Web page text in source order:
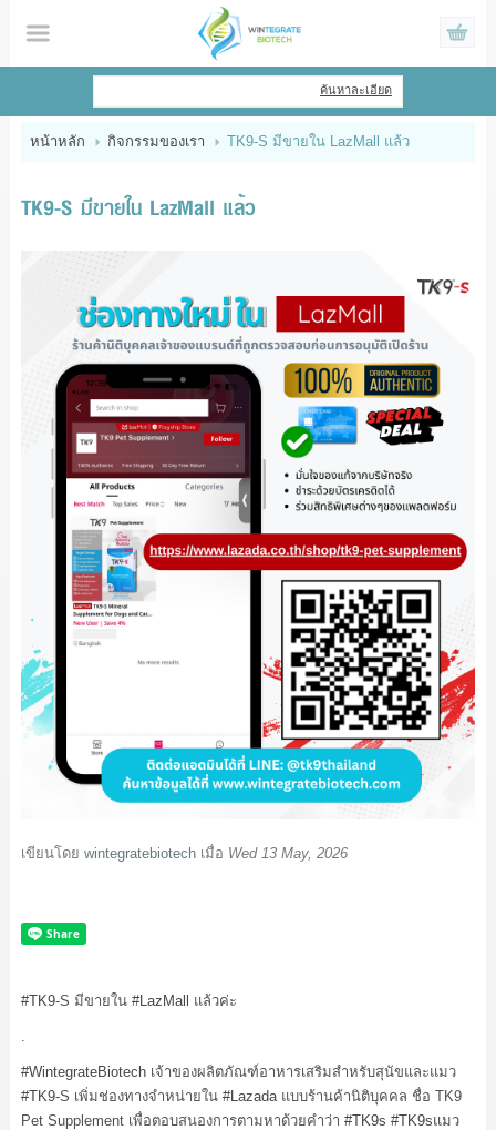
ไทย | English
หน้าหลัก
ข้อมูล
แจ้งชำระเงิน
ค้นหาละเอียด
หน้าหลัก กิจกรรมของเรา TK9-S มีขายใน LazMall แล้ว
TK9-S มีขายใน LazMall แล้ว
เขียนโดย wintegratebiotechเมื่อ Wed 13 May, 2026
#TK9-S มีขายใน #LazMall แล้วค่ะ
#WintegrateBiotechเจ้าของผลิตภัณฑ์อาหารเสริมสำหรับสุนัขและแมว
#TK9-S เพิ่มช่องทางจำหน่ายใน #Lazadaแบบร้านค้านิติบุคคล ชื่อ TK9
Pet Supplement เพื่อตอบสนองการตามหาด้วยคำว่า #TK9s #TK9sแมว